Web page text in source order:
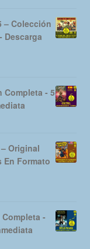
– Colección
Descarga
Completa - 5
– Original
En Formato
Completa -